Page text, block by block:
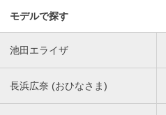
モデルで探す
池田エライザ
長浜広奈 (おひなさま)